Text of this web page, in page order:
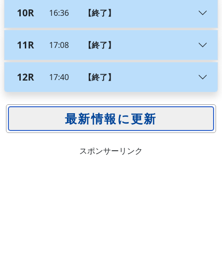
10R 16:36 【終了】
11R 17:08 【終了】
12R 17:40 【終了】
スポンサーリンク